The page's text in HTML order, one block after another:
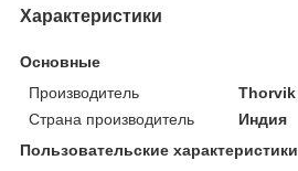
Характеристики
Основные
Производитель
Thorvik
Страна производитель
Индия
Пользовательские характеристики